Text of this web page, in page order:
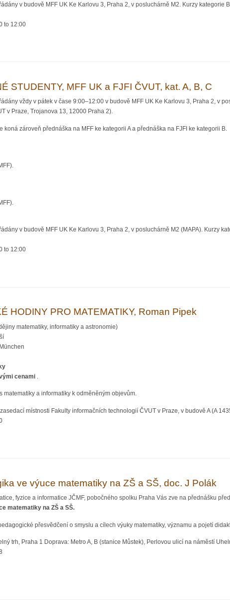
v budově MFF UK Ke Karlovu 3, Praha 2, v posluchárně M2. Kurzy kategorie
to 12:00
STUDENTY, MFF UK a FJFI ČVUT, kat. A, B, C
vždy v pátek v čase 9:00–12:00 v budově MFF UK Ke Karlovu 3, Praha 2, v
v Praze, Trojanova 13, 12000 Praha 2).
koná zároveň přednáška na MFF ke kategorii A a přednáška na FJFI ke kategorii B.
v budově MFF UK Ke Karlovu 3, Praha 2, v posluchárně M2 (MAPA). Kurzy
to 12:00
HODINY PRO MATEMATIKY, Roman Pipek
matematiky, informatiky a astronomie)
cenami
matematiky a informatiky k odměněným objevům.
místnosti Fakulty informačních technologií ČVUT v Praze, v budově A (A
ve výuce matematiky na ZŠ a SŠ, doc. J Polák
fyzice a informatice JČMF, pobočného spolku Praha Vás zve na přednášku
matematiky na ZŠ a SŠ.
přesvědčení o smyslu a cílech výuky matematiky, významu a pojetí
trh, Praha 1 Doprava: Metro A, B (stanice Můstek), Perlovou ulicí na náměstí